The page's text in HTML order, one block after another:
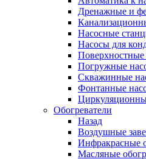
Дренажные и
Насосные
Насосы для
Поверхностные
Погружные
Скважинные
Фонтанные
Обогреватели
Назад
Воздушные
Инфракрасные
Масляные